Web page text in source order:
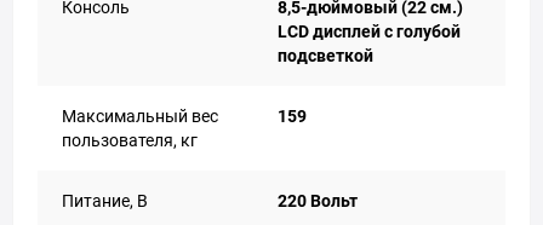
Консоль
8,5-дюймовый (22 см.)
LCD дисплей с голубой
подсветкой
Максимальный вес
пользователя, кг
159
Питание, В 220 Вольт